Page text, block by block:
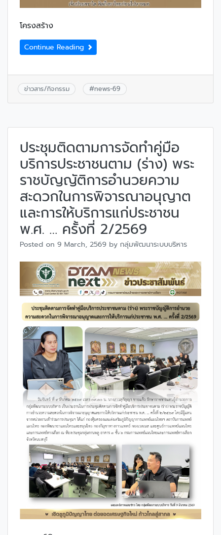
โครงสร้าง
Continue Reading
ข่าวสาร/กิจกรรม #news-69
ประชุมติดตามการจัดทำคู่มือ
บริการประชาชนตาม (ร่าง) พระ
ราชบัญญัติการอำนวยความ
สะดวกในการพิจารณาอนุญาต
และการให้บริการแก่ประชาชน
พ.ศ. … ครั้งที่ 2/2569
Posted on 9 March, 2569 by กลุ่มพัฒนาระบบบริหาร